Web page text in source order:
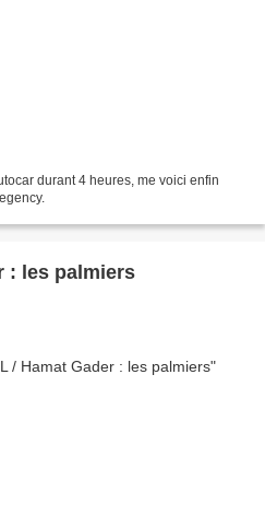
durant 4 heures, me voici enfin
: les palmiers